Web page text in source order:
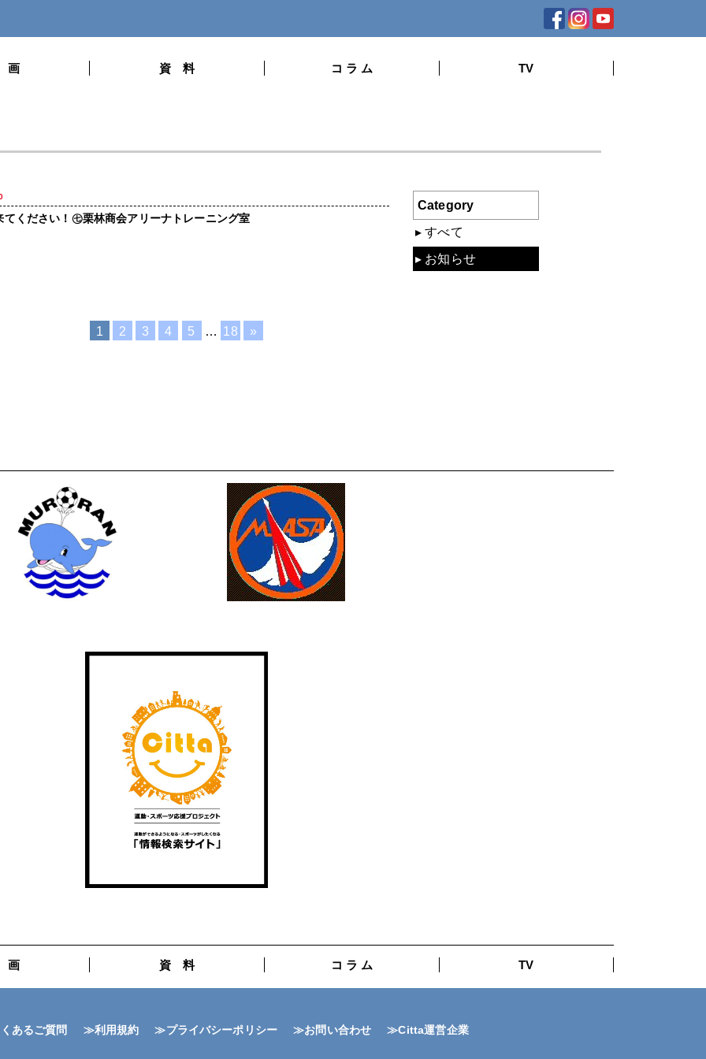
画 資 料 コ ラ ム TV
てください！㊆栗林商会アリーナトレーニング室
Category
すべて
お知らせ
1 2 3 4 5 … 18 »
画 資 料 コ ラ ム TV
あるご質問 ≫利用規約 ≫プライバシーポリシー ≫お問い合わせ ≫Citta運営企業